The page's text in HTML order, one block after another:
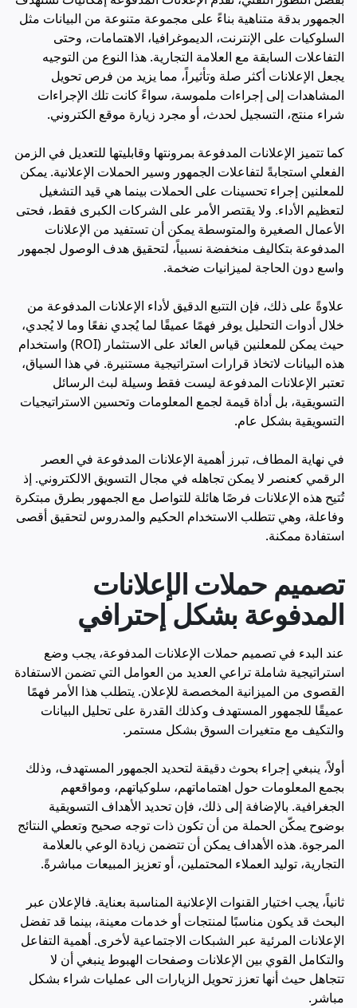
الجمهور بدقة متناهية بناءً على مجموعة متنوعة من البيانات مثل
السلوكيات على الإنترنت، الديموغرافيا، الاهتمامات، وحتى
التفاعلات السابقة مع العلامة التجارية. هذا النوع من التوجيه
يجعل الإعلانات أكثر صلة وتأثيراً، مما يزيد من فرص تحويل
المشاهدات إلى إجراءات ملموسة، سواءً كانت تلك الإجراءات
شراء منتج، التسجيل لحدث، أو مجرد زيارة موقع الكتروني.
كما تتميز الإعلانات المدفوعة بمرونتها وقابليتها للتعديل في الزمن
الفعلي استجابةً لتفاعلات الجمهور وسير الحملات الإعلانية. يمكن
للمعلنين إجراء تحسينات على الحملات بينما هي قيد التشغيل
لتعظيم الأداء. ولا يقتصر الأمر على الشركات الكبرى فقط، فحتى
الأعمال الصغيرة والمتوسطة يمكن أن تستفيد من الإعلانات
المدفوعة بتكاليف منخفضة نسبياً، لتحقيق هدف الوصول لجمهور
واسع دون الحاجة لميزانيات ضخمة.
علاوةً على ذلك، فإن التتبع الدقيق لأداء الإعلانات المدفوعة من
خلال أدوات التحليل يوفر فهمًا عميقًا لما يُجدي نفعًا وما لا يُجدي،
حيث يمكن للمعلنين قياس العائد على الاستثمار (ROI) واستخدام
هذه البيانات لاتخاذ قرارات استراتيجية مستنيرة. في هذا السياق،
تعتبر الإعلانات المدفوعة ليست فقط وسيلة لبث الرسائل
التسويقية، بل أداة قيمة لجمع المعلومات وتحسين الاستراتيجيات
التسويقية بشكل عام.
في نهاية المطاف، تبرز أهمية الإعلانات المدفوعة في العصر
الرقمي كعنصر لا يمكن تجاهله في مجال التسويق الالكتروني. إذ
تُتيح هذه الإعلانات فرصًا هائلة للتواصل مع الجمهور بطرق مبتكرة
وفاعلة، وهي تتطلب الاستخدام الحكيم والمدروس لتحقيق أقصى
استفادة ممكنة.
تصميم حملات الإعلانات
المدفوعة بشكل إحترافي
عند البدء في تصميم حملات الإعلانات المدفوعة، يجب وضع
استراتيجية شاملة تراعي العديد من العوامل التي تضمن الاستفادة
القصوى من الميزانية المخصصة للإعلان. يتطلب هذا الأمر فهمًا
عميقًا للجمهور المستهدف وكذلك القدرة على تحليل البيانات
والتكيف مع متغيرات السوق بشكل مستمر.
أولاً، ينبغي إجراء بحوث دقيقة لتحديد الجمهور المستهدف، وذلك
بجمع المعلومات حول اهتماماتهم، سلوكياتهم، ومواقعهم
الجغرافية. بالإضافة إلى ذلك، فإن تحديد الأهداف التسويقية
بوضوح يمكّن الحملة من أن تكون ذات توجه صحيح وتعطي النتائج
المرجوة. هذه الأهداف يمكن أن تتضمن زيادة الوعي بالعلامة
التجارية، توليد العملاء المحتملين، أو تعزيز المبيعات مباشرةً.
ثانياً، يجب اختيار القنوات الإعلانية المناسبة بعناية. فالإعلان عبر
البحث قد يكون مناسبًا لمنتجات أو خدمات معينة، بينما قد تفضل
الإعلانات المرئية عبر الشبكات الاجتماعية لأخرى. أهمية التفاعل
والتكامل القوي بين الإعلانات وصفحات الهبوط ينبغي أن لا
تتجاهل حيث أنها تعزز تحويل الزيارات الى عمليات شراء بشكل
مباشر.